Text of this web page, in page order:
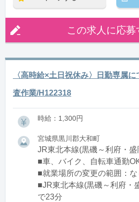
この求人に応募
〈高時給×土日祝休み〉日勤専属
査作業/H122318
時給：1,300円
宮城県黒川郡大和町
JR東北本線(黒磯～利府・盛
■車、バイク、自転車通勤
■就業場所の変更の範囲：な
■JR東北本線(黒磯～利府・
で23分